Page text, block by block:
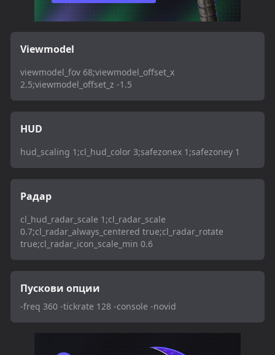
Viewmodel
viewmodel_fov 68;viewmodel_offset_x
2.5;viewmodel_offset_z -1.5
HUD
hud_scaling 1;cl_hud_color 3;safezonex 1;safezoney 1
Радар
cl_hud_radar_scale 1;cl_radar_scale
0.7;cl_radar_always_centered true;cl_radar_rotate
true;cl_radar_icon_scale_min 0.6
Пускови опции
-freq 360 -tickrate 128 -console -novid